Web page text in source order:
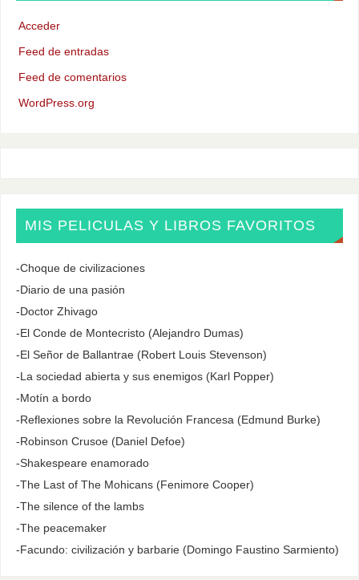
Acceder
Feed de entradas
Feed de comentarios
WordPress.org
MIS PELICULAS Y LIBROS FAVORITOS
-Choque de civilizaciones
-Diario de una pasión
-Doctor Zhivago
-El Conde de Montecristo (Alejandro Dumas)
-El Señor de Ballantrae (Robert Louis Stevenson)
-La sociedad abierta y sus enemigos (Karl Popper)
-Motín a bordo
-Reflexiones sobre la Revolución Francesa (Edmund Burke)
-Robinson Crusoe (Daniel Defoe)
-Shakespeare enamorado
-The Last of The Mohicans (Fenimore Cooper)
-The silence of the lambs
-The peacemaker
-Facundo: civilización y barbarie (Domingo Faustino Sarmiento)